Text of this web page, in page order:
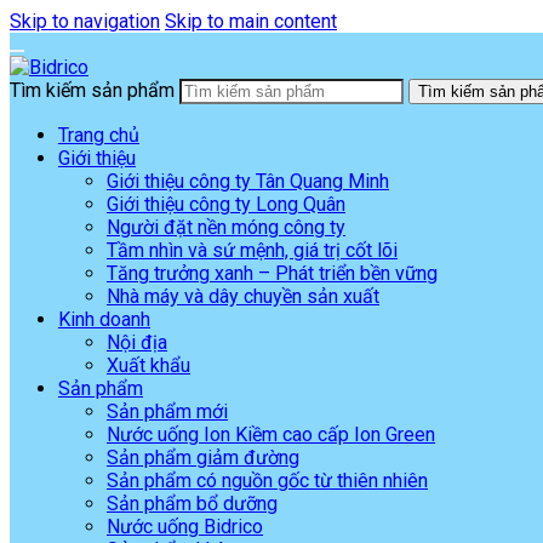
Skip to navigation Skip to main content
Tìm kiếm sản phẩm Tìm kiếm sản
Trang chủ
Giới thiệu
Giới thiệu công ty Tân Quang Minh
Giới thiệu công ty Long Quân
Người đặt nền móng công ty
Tầm nhìn và sứ mệnh, giá trị cốt lõi
Tăng trưởng xanh – Phát triển bền vững
Nhà máy và dây chuyền sản xuất
Kinh doanh
Nội địa
Xuất khẩu
Sản phẩm
Sản phẩm mới
Nước uống Ion Kiềm cao cấp Ion Green
Sản phẩm giảm đường
Sản phẩm có nguồn gốc từ thiên nhiên
Sản phẩm bổ dưỡng
Nước uống Bidrico